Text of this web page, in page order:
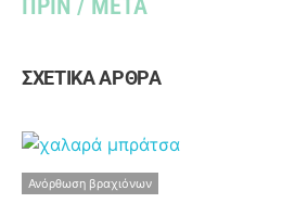
ΠΡΙΝ / ΜΕΤΑ
ΣΧΕΤΙΚΑ ΑΡΘΡΑ
Ανόρθωση βραχιόνων